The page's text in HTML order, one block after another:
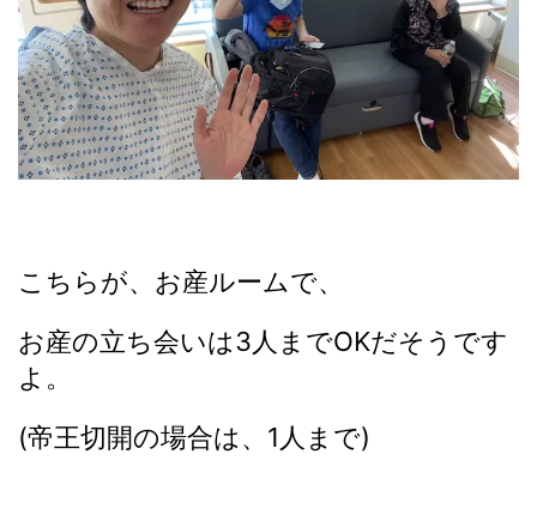
こちらが、お産ルームで、
お産の立ち会いは3人までOKだそうです
よ。
(帝王切開の場合は、1人まで)